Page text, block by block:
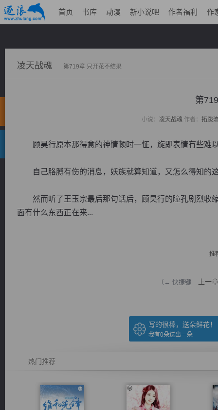
首页 书库 动漫 新小说吧 作者福利 作
凌天战魂 第719章 只开花不结果
第
小说： 凌天战魂作者： 拓跋
顾昊行原本那得意的神情顿时一怔，旋即表情有些难
自己胳膊有伤的消息，妖族就算知道，又怎么得知的
然而听了王玉宗最后那句话后，顾昊行的瞳孔剧烈收
面有什么东西正在来...
推
（← 快捷键 上一章
写的很棒，送朵鲜花！
我有0朵送出一朵
热门推荐